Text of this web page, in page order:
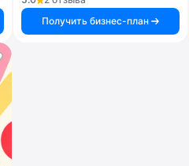
Получить бизнес-план